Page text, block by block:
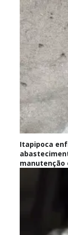
Itapipoca
manutenção